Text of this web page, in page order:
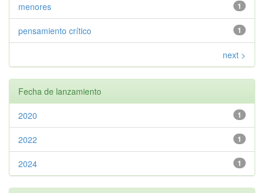
1
menores
1
pensamiento crítico
next >
Fecha de lanzamiento
1
2020
1
2022
1
2024